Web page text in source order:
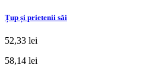
Țup și prietenii săi
52,33 lei
58,14 lei